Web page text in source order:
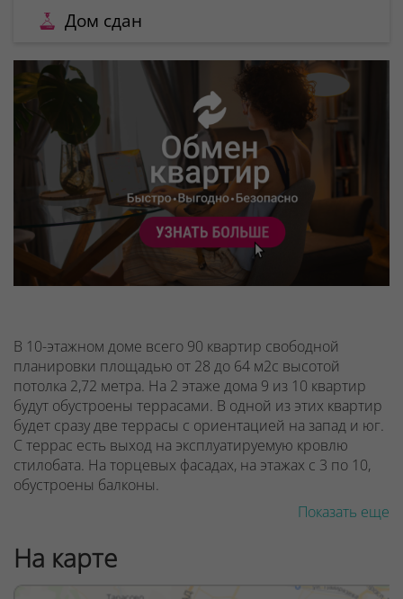
Дом сдан
В 10-этажном доме всего 90 квартир свободной
планировки площадью от 28 до 64 м2с высотой
потолка 2,72 метра. На 2 этаже дома 9 из 10 квартир
будут обустроены террасами. В одной из этих квартир
будет сразу две террасы с ориентацией на запад и юг.
С террас есть выход на эксплуатируемую кровлю
стилобата. На торцевых фасадах, на этажах с 3 по 10,
обустроены балконы.
При входе в подъезд редусмотрено всего несколько
ограниченными возможностями. Внутри дома - будет
просторное (более 50 м2) дизайнерское лобби с
Показать еще
На карте